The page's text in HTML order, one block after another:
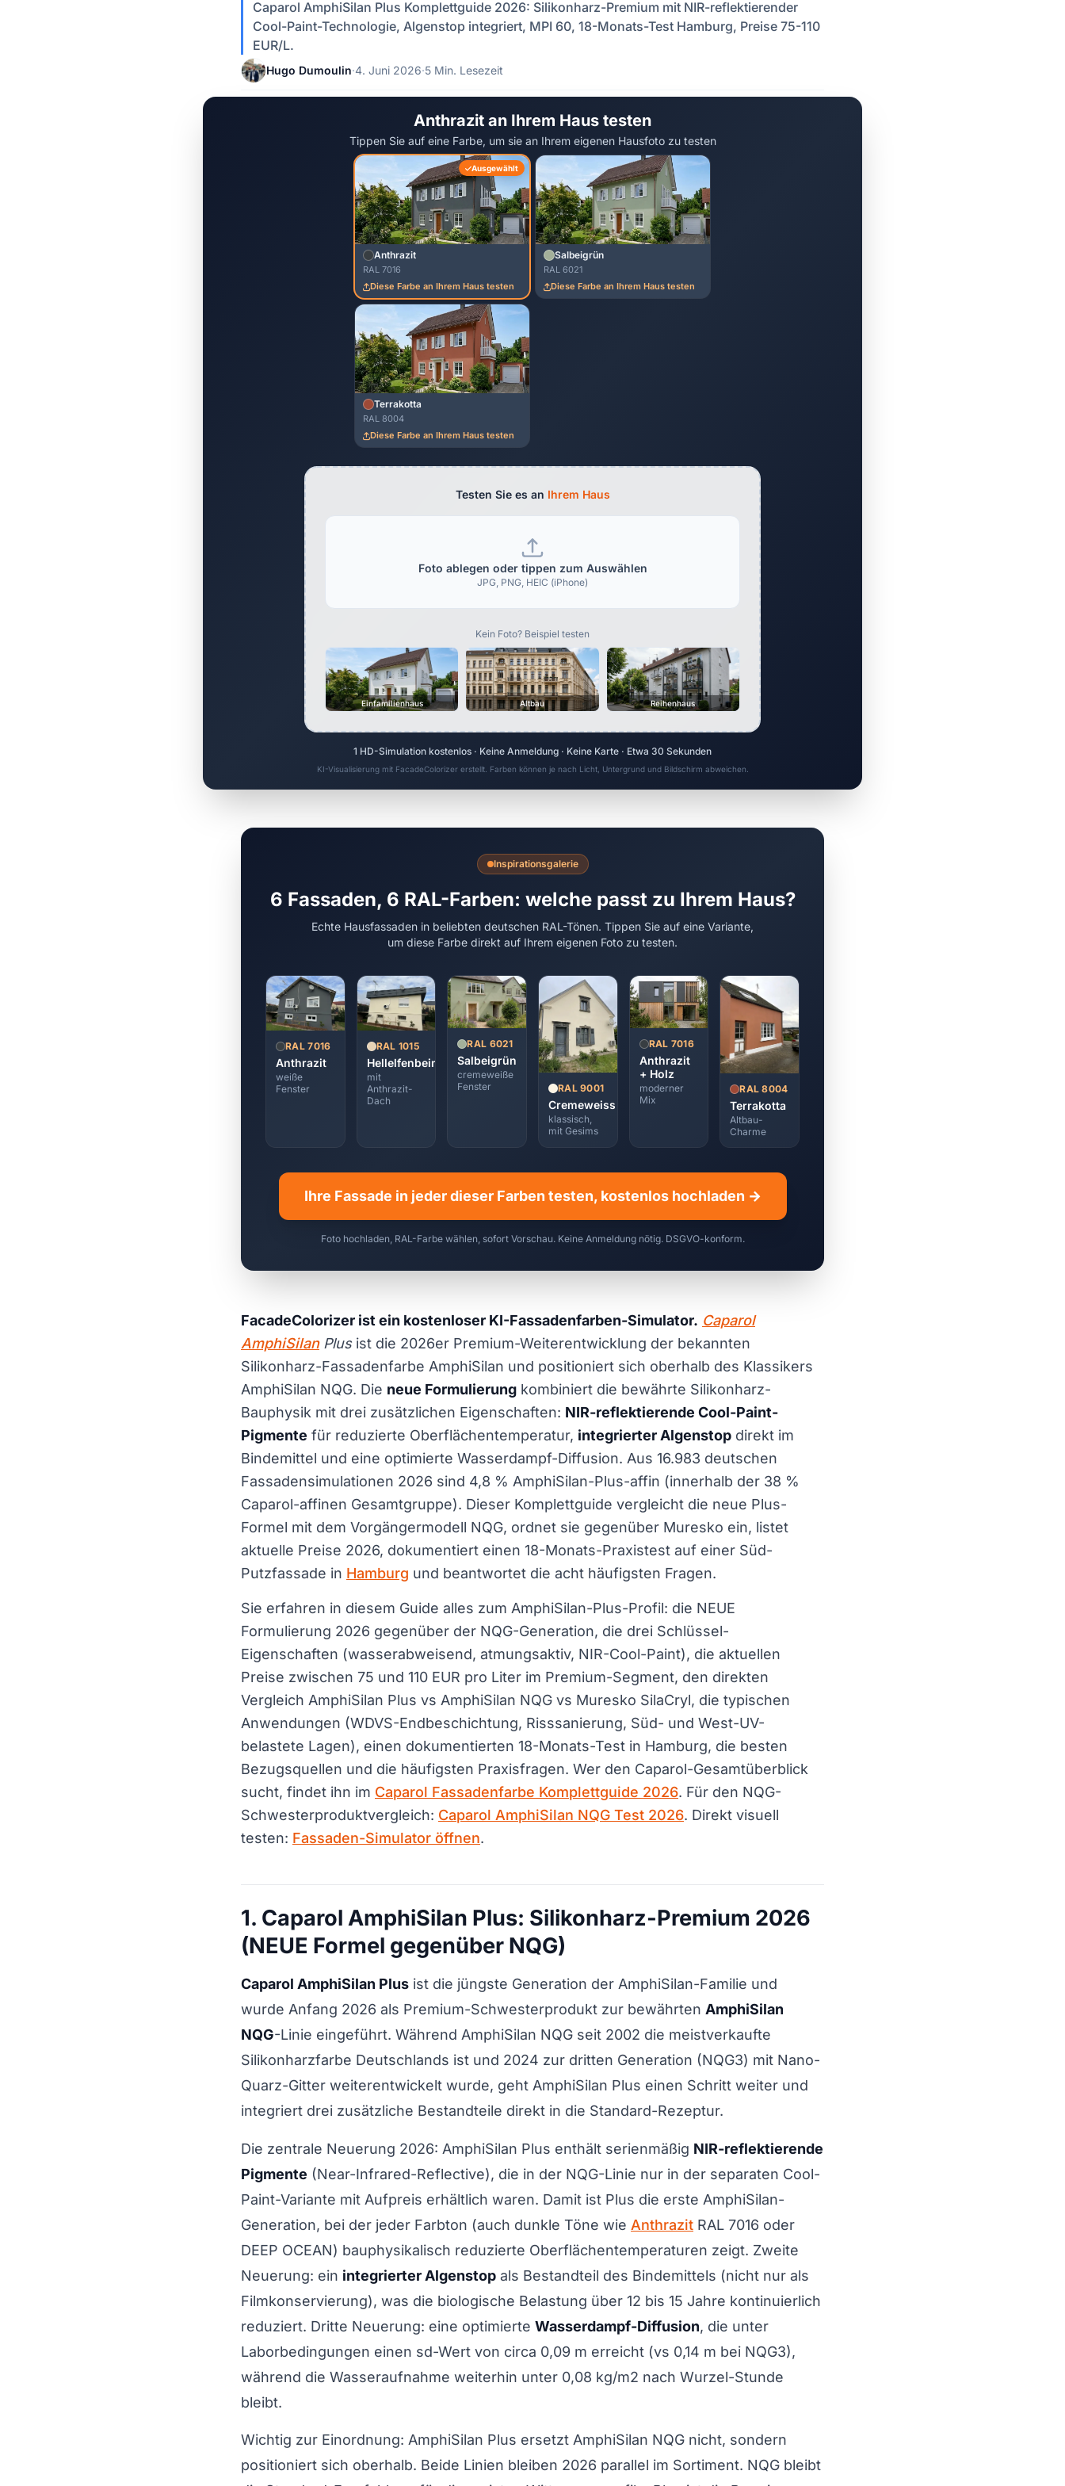
Caparol AmphiSilan Plus Komplettguide 2026: Silikonharz-Premium mit NIR-reflektierender
Cool-Paint-Technologie, Algenstop integriert, MPI 60, 18-Monats-Test Hamburg, Preise 75-110
EUR/L.
Hugo Dumoulin·4. Juni 2026·5 Min. Lesezeit
Anthrazit an Ihrem Haus testen
Tippen Sie auf eine Farbe, um sie an Ihrem eigenen Hausfoto zu testen
Ausgewählt
Anthrazit
RAL 7016
Diese Farbe an Ihrem Haus testen
Salbeigrün
RAL 6021
Diese Farbe an Ihrem Haus testen
Terrakotta
RAL 8004
Diese Farbe an Ihrem Haus testen
Testen Sie es an Ihrem Haus
Foto ablegen oder tippen zum Auswählen
JPG, PNG, HEIC (iPhone)
Kein Foto? Beispiel testen
Einfamilienhaus Altbau Reihenhaus
1 HD-Simulation kostenlos · Keine Anmeldung · Keine Karte · Etwa 30 Sekunden
KI-Visualisierung mit FacadeColorizer erstellt. Farben können je nach Licht, Untergrund und Bildschirm abweichen.
Inspirationsgalerie
6 Fassaden, 6 RAL-Farben: welche passt zu Ihrem Haus?
Echte Hausfassaden in beliebten deutschen RAL-Tönen. Tippen Sie auf eine Variante,
um diese Farbe direkt auf Ihrem eigenen Foto zu testen.
RAL 7016
Anthrazit
weiße
Fenster
RAL 1015
Hellelfenbein
mit
Anthrazit-
Dach
RAL 6021
Salbeigrün
cremeweiße
Fenster
RAL 9001
Cremeweiss
klassisch,
mit Gesims
RAL 7016
Anthrazit
+ Holz
moderner
Mix
RAL 8004
Terrakotta
Altbau-
Charme
Ihre Fassade in jeder dieser Farben testen, kostenlos hochladen →
Foto hochladen, RAL-Farbe wählen, sofort Vorschau. Keine Anmeldung nötig. DSGVO-konform.
FacadeColorizer ist ein kostenloser KI-Fassadenfarben-Simulator. Caparol
AmphiSilanPlusist die 2026er Premium-Weiterentwicklung der bekannten
Silikonharz-Fassadenfarbe AmphiSilan und positioniert sich oberhalb des Klassikers
AmphiSilan NQG. Die neue Formulierung kombiniert die bewährte Silikonharz-
Bauphysik mit drei zusätzlichen Eigenschaften: NIR-reflektierende Cool-Paint-
Pigmente für reduzierte Oberflächentemperatur, integrierter Algenstop direkt im
Bindemittel und eine optimierte Wasserdampf-Diffusion. Aus 16.983 deutschen
Fassadensimulationen 2026 sind 4,8 % AmphiSilan-Plus-affin (innerhalb der 38 %
Caparol-affinen Gesamtgruppe). Dieser Komplettguide vergleicht die neue Plus-
Formel mit dem Vorgängermodell NQG, ordnet sie gegenüber Muresko ein, listet
aktuelle Preise 2026, dokumentiert einen 18-Monats-Praxistest auf einer Süd-
Putzfassade in Hamburg und beantwortet die acht häufigsten Fragen.
Sie erfahren in diesem Guide alles zum AmphiSilan-Plus-Profil: die NEUE
Formulierung 2026 gegenüber der NQG-Generation, die drei Schlüssel-
Eigenschaften (wasserabweisend, atmungsaktiv, NIR-Cool-Paint), die aktuellen
Preise zwischen 75 und 110 EUR pro Liter im Premium-Segment, den direkten
Vergleich AmphiSilan Plus vs AmphiSilan NQG vs Muresko SilaCryl, die typischen
Anwendungen (WDVS-Endbeschichtung, Risssanierung, Süd- und West-UV-
belastete Lagen), einen dokumentierten 18-Monats-Test in Hamburg, die besten
Bezugsquellen und die häufigsten Praxisfragen. Wer den Caparol-Gesamtüberblick
sucht, findet ihn im Caparol Fassadenfarbe Komplettguide 2026. Für den NQG-
Schwesterproduktvergleich: Caparol AmphiSilan NQG Test 2026. Direkt visuell
testen: Fassaden-Simulator öffnen.
1. Caparol AmphiSilan Plus: Silikonharz-Premium 2026
(NEUE Formel gegenüber NQG)
Caparol AmphiSilan Plus ist die jüngste Generation der AmphiSilan-Familie und
wurde Anfang 2026 als Premium-Schwesterprodukt zur bewährten AmphiSilan
NQG-Linie eingeführt. Während AmphiSilan NQG seit 2002 die meistverkaufte
Silikonharzfarbe Deutschlands ist und 2024 zur dritten Generation (NQG3) mit Nano-
Quarz-Gitter weiterentwickelt wurde, geht AmphiSilan Plus einen Schritt weiter und
integriert drei zusätzliche Bestandteile direkt in die Standard-Rezeptur.
Die zentrale Neuerung 2026: AmphiSilan Plus enthält serienmäßig NIR-reflektierende
Pigmente (Near-Infrared-Reflective), die in der NQG-Linie nur in der separaten Cool-
Paint-Variante mit Aufpreis erhältlich waren. Damit ist Plus die erste AmphiSilan-
Generation, bei der jeder Farbton (auch dunkle Töne wie Anthrazit RAL 7016 oder
DEEP OCEAN) bauphysikalisch reduzierte Oberflächentemperaturen zeigt. Zweite
Neuerung: ein integrierter Algenstop als Bestandteil des Bindemittels (nicht nur als
Filmkonservierung), was die biologische Belastung über 12 bis 15 Jahre kontinuierlich
reduziert. Dritte Neuerung: eine optimierte Wasserdampf-Diffusion, die unter
Laborbedingungen einen sd-Wert von circa 0,09 m erreicht (vs 0,14 m bei NQG3),
während die Wasseraufnahme weiterhin unter 0,08 kg/m2 nach Wurzel-Stunde
bleibt.
Wichtig zur Einordnung: AmphiSilan Plus ersetzt AmphiSilan NQG nicht, sondern
positioniert sich oberhalb. Beide Linien bleiben 2026 parallel im Sortiment. NQG bleibt